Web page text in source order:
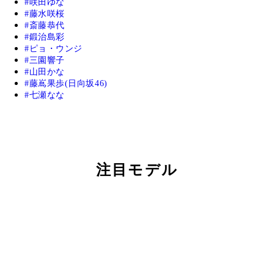
咲田ゆな
藤水咲桜
斎藤恭代
鍛治島彩
ピョ・ウンジ
三園響子
山田かな
藤嶌果歩(日向坂46)
七瀬なな
注目モデル